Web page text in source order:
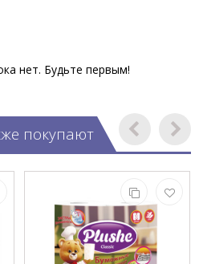
нет. Будьте первым!
покупают